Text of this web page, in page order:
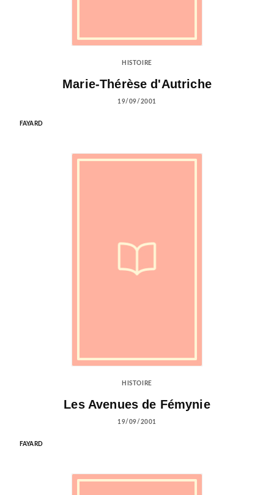
HISTOIRE
Marie-Thérèse d'Autriche
19/09/2001
FAYARD
HISTOIRE
Les Avenues de Fémynie
19/09/2001
FAYARD